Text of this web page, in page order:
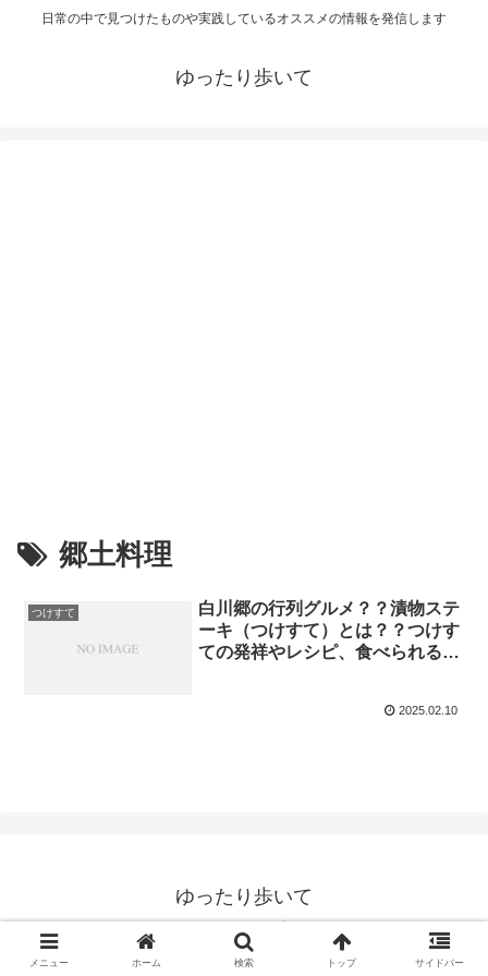
日常の中で見つけたものや実践しているオススメの情報を発信します
ゆったり歩いて
郷土料理
つけすて
白川郷の行列グルメ？？漬物ステ
ーキ（つけすて）とは？？つけす
ての発祥やレシピ、食べられるお
2025.02.10
ゆったり歩いて
メニュー ホーム 検索 トップ サイドバー